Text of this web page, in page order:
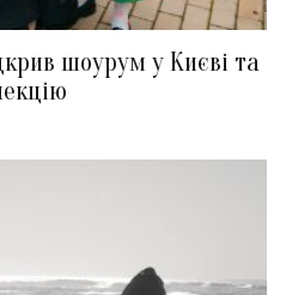
шоурум у Києві та